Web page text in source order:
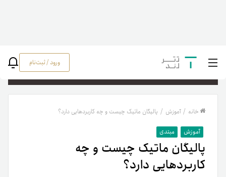
ورود / ثبت‌نام
خانه / آموزش / پالیگان ماتیک چیست و چه کاربردهایی دارد؟
آموزش مبتدی
پالیگان ماتیک چیست و چه
کاربردهایی دارد؟